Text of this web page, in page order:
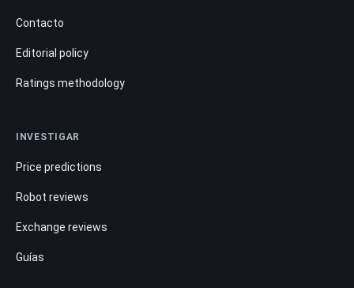
Contacto
Editorial policy
Ratings methodology
INVESTIGAR
Price predictions
Robot reviews
Exchange reviews
Guías